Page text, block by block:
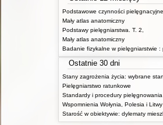
Mały atlas anatomiczny
Podstawy pielęgniarstwa. T. 2,
Mały atlas anatomiczny
Ostatnie 30 dni
Pielęgniarstwo ratunkowe
Wspomnienia Wołynia, Polesia i Litwy